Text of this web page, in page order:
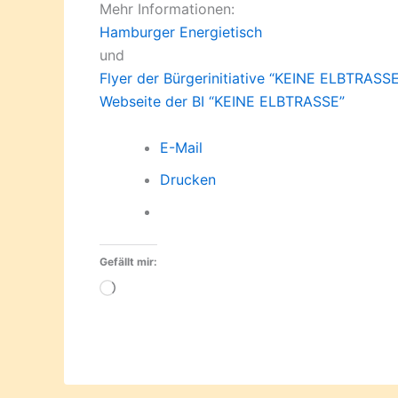
Mehr Informationen:
Hamburger Energietisch
und
Flyer der Bürgerinitiative “KEINE
Webseite der BI “KEINE ELBTRASSE”
E-Mail
Drucken
Gefällt mir:
Wird